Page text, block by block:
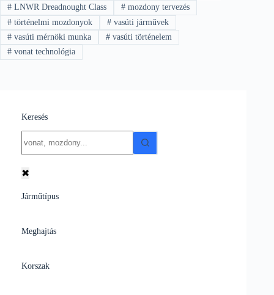
#LNWR Dreadnought Class #mozdony tervezés
#történelmi mozdonyok #vasúti járművek
#vasúti mérnöki munka #vasúti történelem
#vonat technológia
Keresés
results
✖
Járműtípus
Meghajtás
Korszak